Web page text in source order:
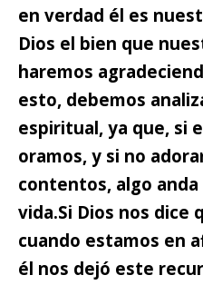
en verdad él es
Dios el bien que
haremos
esto, debemos
espiritual, ya que, si
oramos, y si no
contentos, algo
vida.Si Dios nos dice
cuando estamos en
él nos dejó este